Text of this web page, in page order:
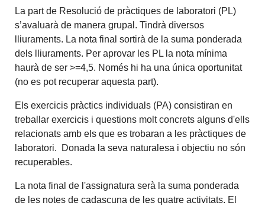
La part de Resolució de pràctiques de laboratori (PL)
s’avaluarà de manera grupal. Tindrà diversos
lliuraments. La nota final sortirà de la suma ponderada
dels lliuraments. Per aprovar les PL la nota mínima
haurà de ser >=4,5. Només hi ha una única oportunitat
(no es pot recuperar aquesta part).
Els exercicis pràctics individuals (PA) consistiran en
treballar exercicis i questions molt concrets alguns d'ells
relacionats amb els que es trobaran a les pràctiques de
laboratori. Donada la seva naturalesa i objectiu no són
recuperables.
La nota final de l'assignatura serà la suma ponderada
de les notes de cadascuna de les quatre activitats. El